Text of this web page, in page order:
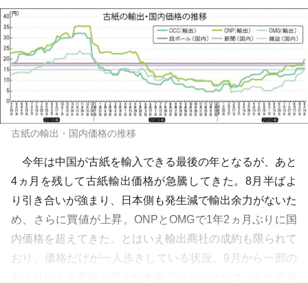
古紙の輸出・国内価格の推移
今年は中国が古紙を輸入できる最後の年となるが、あと
4ヵ月を残して古紙輸出価格が急騰してきた。8月半ばよ
り引き合いが強まり、日本側も発生減で輸出余力がないた
め、さらに買値が上昇。ONPとOMGで1年2ヵ月ぶりに国
内価格を超えてきた。とはいえ輸出商社の成約も限られて
おり、価格だけが一人歩きしている状況。9月から一部の